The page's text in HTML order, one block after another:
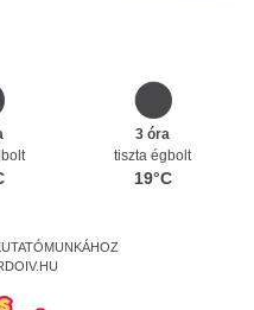
3 óra
tiszta égbolt
19°C